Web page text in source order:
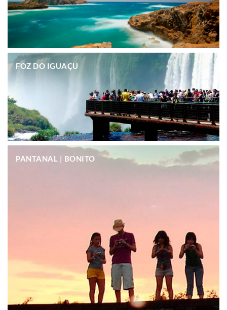
FOZ DO IGUAÇU
PANTANAL | BONITO